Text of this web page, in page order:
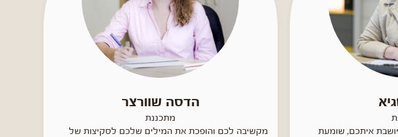
איתכם, שומעת
הדסה שוורצר
מתכננת
מקשיבה לכם והופכת את המילים שלכם לסקיצות של